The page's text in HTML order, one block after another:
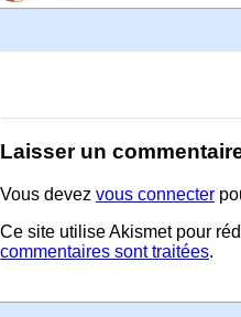
Laisser un
Vous devez vous connecter
Ce site utilise Akismet pour
commentaires sont traitées.